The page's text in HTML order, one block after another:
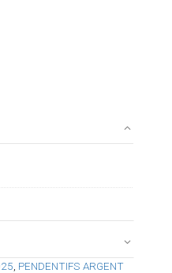
PENDENTIFS ARGENT